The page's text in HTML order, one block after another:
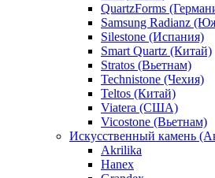
QuartzForms
Samsung Radianz
Silestone (Испания)
Smart Quartz (Китай)
Stratos (Вьетнам)
Technistone (Чехия)
Teltos (Китай)
Viatera (США)
Vicostone (Вьетнам)
Искусственный камень
Akrilika
Hanex